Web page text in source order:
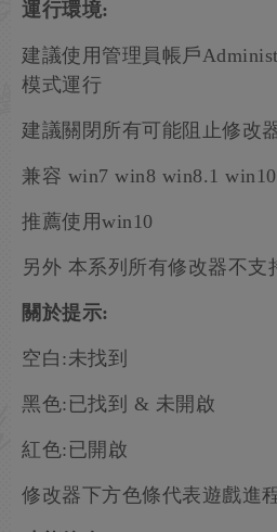
運行環境:
建議使用管理員帳戶
模式運行
建議關閉所有可能阻止修改
兼容 win7 win8 win8.1
推薦使用win10
另外 本系列所有修改器不支
關於提示:
空白:未找到
黑色:已找到 & 未開啟
紅色:已開啟
修改器下方色條代表遊戲進